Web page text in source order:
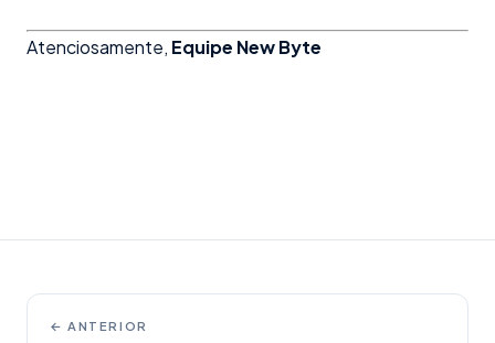
Atenciosamente, Equipe New Byte
← ANTERIOR